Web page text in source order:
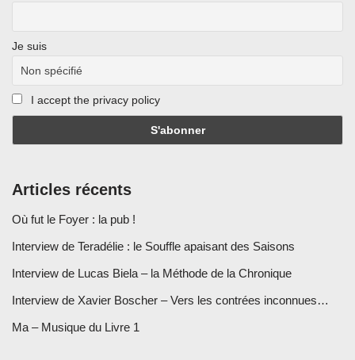
Je suis
I accept the privacy policy
Articles récents
Où fut le Foyer : la pub !
Interview de Teradélie : le Souffle apaisant des Saisons
Interview de Lucas Biela – la Méthode de la Chronique
Interview de Xavier Boscher – Vers les contrées inconnues…
Ma – Musique du Livre 1